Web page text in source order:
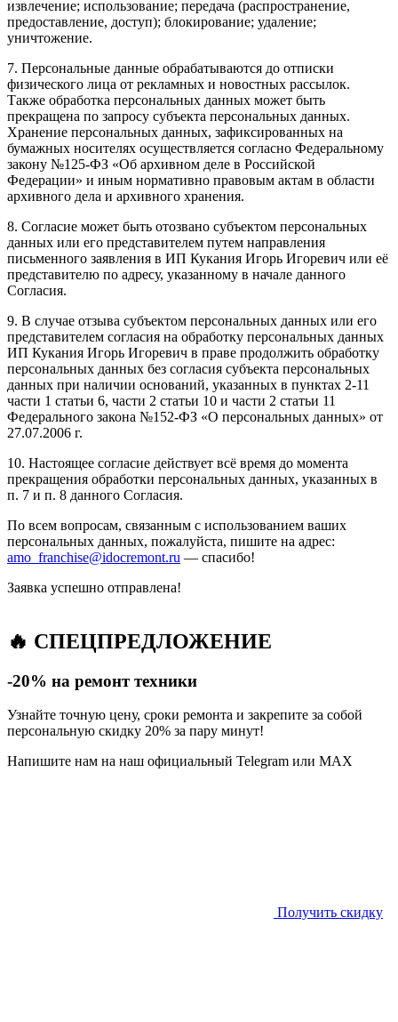
извлечение; использование; передача (распространение,
предоставление, доступ); блокирование; удаление;
уничтожение.
7. Персональные данные обрабатываются до отписки
физического лица от рекламных и новостных рассылок.
Также обработка персональных данных может быть
прекращена по запросу субъекта персональных данных.
Хранение персональных данных, зафиксированных на
бумажных носителях осуществляется согласно Федеральному
закону №125-ФЗ «Об архивном деле в Российской
Федерации» и иным нормативно правовым актам в области
архивного дела и архивного хранения.
8. Согласие может быть отозвано субъектом персональных
данных или его представителем путем направления
письменного заявления в ИП Кукания Игорь Игоревич или её
представителю по адресу, указанному в начале данного
Согласия.
9. В случае отзыва субъектом персональных данных или его
представителем согласия на обработку персональных данных
ИП Кукания Игорь Игоревич в праве продолжить обработку
персональных данных без согласия субъекта персональных
данных при наличии оснований, указанных в пунктах 2-11
части 1 статьи 6, части 2 статьи 10 и части 2 статьи 11
Федерального закона №152-ФЗ «О персональных данных» от
27.07.2006 г.
10. Настоящее согласие действует всё время до момента
прекращения обработки персональных данных, указанных в
п. 7 и п. 8 данного Согласия.
По всем вопросам, связанным с использованием ваших
персональных данных, пожалуйста, пишите на адрес:
amo_franchise@idocremont.ru — спасибо!
Заявка успешно отправлена!
🔥 СПЕЦПРЕДЛОЖЕНИЕ
-20% на ремонт техники
Узнайте точную цену, сроки ремонта и закрепите за собой
персональную скидку 20% за пару минут!
Напишите нам на наш официальный Telegram или MAX
Получить скидку